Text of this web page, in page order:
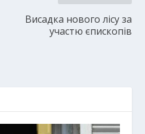
Висадка нового лісу за
участю єпископів